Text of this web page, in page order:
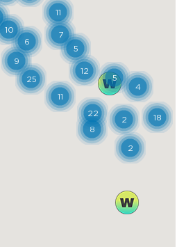
esclusivamente
dai resti di camini e
invece, erano anche
sistemati in ambienti
stanza dell’abitazione, e
presenza di mangiatoie
necessarie al